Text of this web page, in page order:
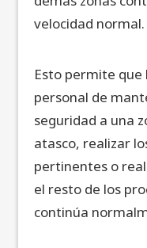
velocidad normal.
Esto permite que
personal de
seguridad a una
atasco, realizar
pertinentes o
el resto de los
continúa